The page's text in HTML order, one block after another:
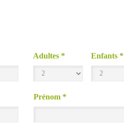
Adultes * Enfants *
Prénom *